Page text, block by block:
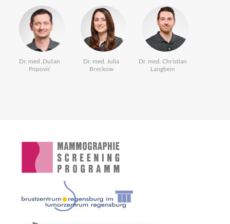
Dr. med. Dušan
Popović
Dr. med. Julia
Breckow
Dr. med. Christian
Langbein